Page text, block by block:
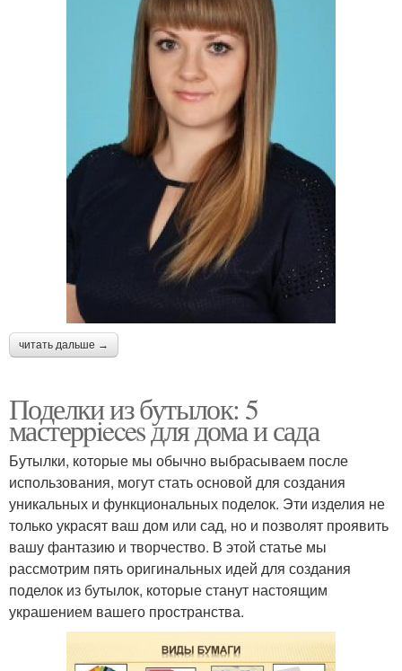
читать дальше →
Поделки из бутылок: 5
мастерpieces для дома и сада
Бутылки, которые мы обычно выбрасываем после
использования, могут стать основой для создания
уникальных и функциональных поделок. Эти изделия не
только украсят ваш дом или сад, но и позволят проявить
вашу фантазию и творчество. В этой статье мы
рассмотрим пять оригинальных идей для создания
поделок из бутылок, которые станут настоящим
украшением вашего пространства.